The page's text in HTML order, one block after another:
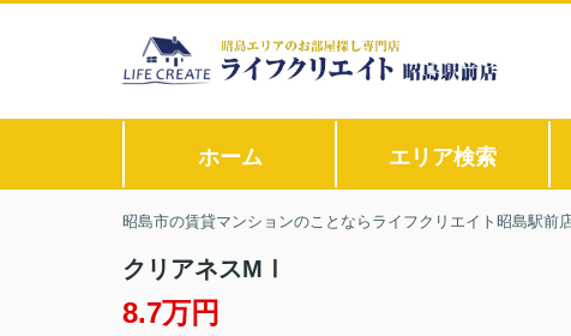
ホーム エリア検索
昭島市の賃貸マンションのことならライフクリエイト昭島駅前
クリアネスMⅠ
8.7万円